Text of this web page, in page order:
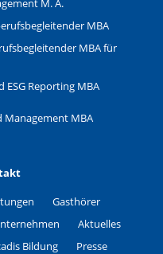
M. A.
MBA
MBA für
Reporting MBA
Management MBA
Gasthörer
Aktuelles
Bildung
Presse